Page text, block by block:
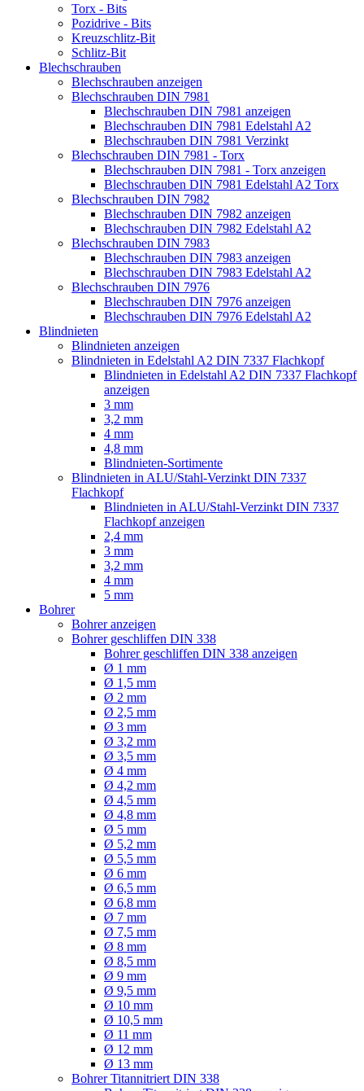
Torx - Bits
Pozidrive - Bits
Kreuzschlitz-Bit
Schlitz-Bit
Blechschrauben
Blechschrauben anzeigen
Blechschrauben DIN 7981
Blechschrauben DIN 7981 anzeigen
Blechschrauben DIN 7981 Edelstahl A2
Blechschrauben DIN 7981 Verzinkt
Blechschrauben DIN 7981 - Torx
Blechschrauben DIN 7981 - Torx anzeigen
Blechschrauben DIN 7981 Edelstahl A2 Torx
Blechschrauben DIN 7982
Blechschrauben DIN 7982 anzeigen
Blechschrauben DIN 7982 Edelstahl A2
Blechschrauben DIN 7983
Blechschrauben DIN 7983 anzeigen
Blechschrauben DIN 7983 Edelstahl A2
Blechschrauben DIN 7976
Blechschrauben DIN 7976 anzeigen
Blechschrauben DIN 7976 Edelstahl A2
Blindnieten
Blindnieten anzeigen
Blindnieten in Edelstahl A2 DIN 7337 Flachkopf
Blindnieten in Edelstahl A2 DIN 7337 Flachkopf
anzeigen
3 mm
3,2 mm
4 mm
4,8 mm
Blindnieten-Sortimente
Blindnieten in ALU/Stahl-Verzinkt DIN 7337
Flachkopf
Blindnieten in ALU/Stahl-Verzinkt DIN 7337
Flachkopf anzeigen
2,4 mm
3 mm
3,2 mm
4 mm
5 mm
Bohrer
Bohrer anzeigen
Bohrer geschliffen DIN 338
Bohrer geschliffen DIN 338 anzeigen
Ø 1 mm
Ø 1,5 mm
Ø 2 mm
Ø 2,5 mm
Ø 3 mm
Ø 3,2 mm
Ø 3,5 mm
Ø 4 mm
Ø 4,2 mm
Ø 4,5 mm
Ø 4,8 mm
Ø 5 mm
Ø 5,2 mm
Ø 5,5 mm
Ø 6 mm
Ø 6,5 mm
Ø 6,8 mm
Ø 7 mm
Ø 7,5 mm
Ø 8 mm
Ø 8,5 mm
Ø 9 mm
Ø 9,5 mm
Ø 10 mm
Ø 10,5 mm
Ø 11 mm
Ø 12 mm
Ø 13 mm
Bohrer Titannitriert DIN 338